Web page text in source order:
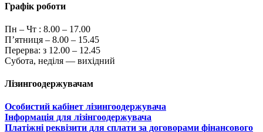
Графік роботи
Пн – Чт : 8.00 – 17.00
П’ятниця – 8.00 – 15.45
Перерва: з 12.00 – 12.45
Субота, неділя — вихідний
Лізингоодержувачам
Особистий кабінет лізингоодержувача
Інформація для лізінгоодержувача
Платіжні реквізити для сплати за договорами фінансового